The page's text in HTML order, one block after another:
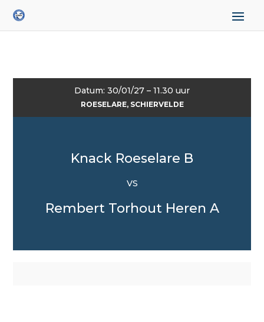
Datum: 30/01/27 – 11.30 uur
ROESELARE, SCHIERVELDE
Knack Roeselare B
VS
Rembert Torhout Heren A